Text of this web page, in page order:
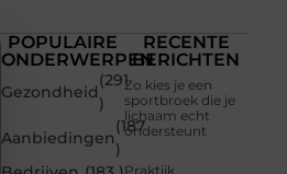
POPULAIRE
ONDERWERPEN
Gezondheid
(291
)
Aanbiedingen
(187
)
RECENTE
BERICHTEN
Zo kies je een
sportbroek die je
lichaam echt
ondersteunt
Praktijk